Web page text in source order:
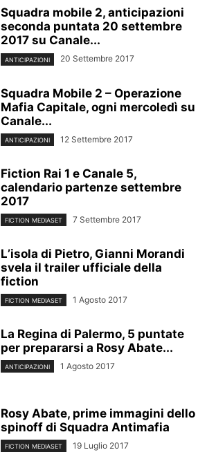
Squadra mobile 2, anticipazioni
seconda puntata 20 settembre
2017 su Canale...
ANTICIPAZIONI 20 Settembre 2017
Squadra Mobile 2 – Operazione
Mafia Capitale, ogni mercoledì su
Canale...
ANTICIPAZIONI 12 Settembre 2017
Fiction Rai 1 e Canale 5,
calendario partenze settembre
2017
FICTION MEDIASET 7 Settembre 2017
Lʼisola di Pietro, Gianni Morandi
svela il trailer ufficiale della
fiction
FICTION MEDIASET 1 Agosto 2017
La Regina di Palermo, 5 puntate
per prepararsi a Rosy Abate...
ANTICIPAZIONI 1 Agosto 2017
Rosy Abate, prime immagini dello
spinoff di Squadra Antimafia
FICTION MEDIASET 19 Luglio 2017